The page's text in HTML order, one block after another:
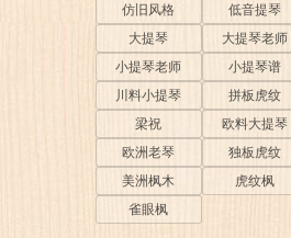
仿旧风格
低音提琴
大提琴
大提琴老师
小提琴老师
小提琴谱
川料小提琴
拼板虎纹
梁祝
欧料大提琴
欧洲老琴
独板虎纹
美洲枫木
虎纹枫
雀眼枫